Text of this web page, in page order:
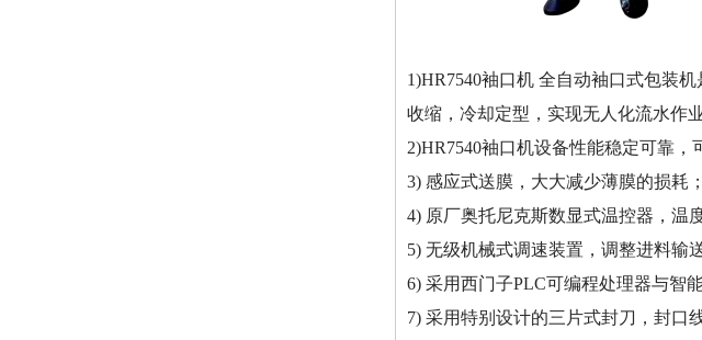
1)HR7540袖口机 全自动袖口式包装
收缩，冷却定型，实现无人化流水作业
2)HR7540袖口机设备性能稳定可靠，
3) 感应式送膜，大大减少薄膜的损耗；
4) 原厂奥托尼克斯数显式温控器，温
5) 无级机械式调速装置，调整进料输
6) 采用西门子PLC可编程处理器与智
7) 采用特别设计的三片式封刀，封口